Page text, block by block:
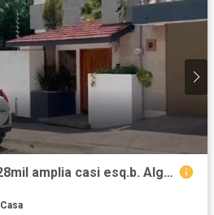
RENTA arbide casa $28mil amplia casi esq.b. Algeciras solo p/officinas,comercio, consultorios,etc.4 recam c/u baño y vestidor cto lavado/ y servicio
Casa